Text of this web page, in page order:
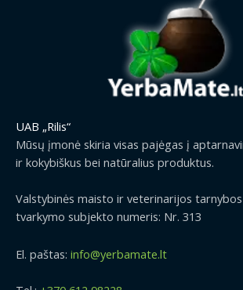
UAB „Rilis“
Mūsų įmonė skiria visas pajėgas į
ir kokybiškus bei natūralius produktus.
Valstybinės maisto ir veterinarijos
tvarkymo subjekto numeris: Nr. 313
El. paštas: info@yerbamate.lt